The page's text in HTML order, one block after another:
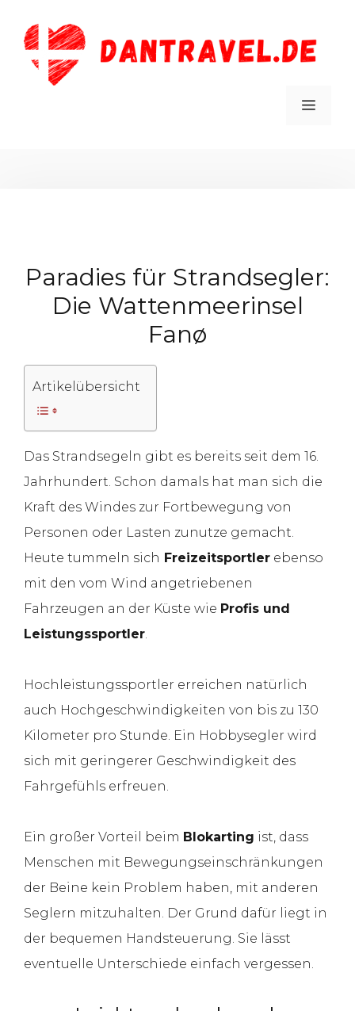
Inhalt
springen
Paradies für Strandsegler:
Die Wattenmeerinsel
Fanø
Artikelübersicht
Das Strandsegeln gibt es bereits seit dem 16.
Jahrhundert. Schon damals hat man sich die
Kraft des Windes zur Fortbewegung von
Personen oder Lasten zunutze gemacht.
Heute tummeln sich Freizeitsportler ebenso
mit den vom Wind angetriebenen
Fahrzeugen an der Küste wie Profis und
Leistungssportler
Hochleistungssportler erreichen natürlich
auch Hochgeschwindigkeiten von bis zu 130
Kilometer pro Stunde. Ein Hobbysegler wird
sich mit geringerer Geschwindigkeit des
Fahrgefühls erfreuen.
Ein großer Vorteil beim Blokarting ist, dass
Menschen mit Bewegungseinschränkungen
der Beine kein Problem haben, mit anderen
Seglern mitzuhalten. Der Grund dafür liegt in
der bequemen Handsteuerung. Sie lässt
eventuelle Unterschiede einfach vergessen.